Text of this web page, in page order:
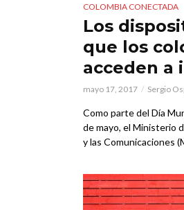
COLOMBIA CONECTADA
Los
que los
acceden a
mayo 17, 2017 Sergio
Como parte del Día
de mayo, el Ministerio
y las Comunicaciones